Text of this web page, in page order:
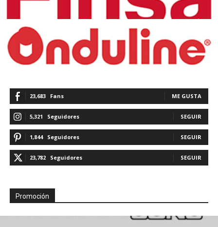
23,683 Fans ME GUSTA
5,321 Seguidores SEGUIR
1,844 Seguidores SEGUIR
23,782 Seguidores SEGUIR
Promoción